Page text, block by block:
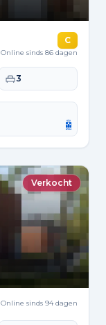
C
Online sinds 86 dagen
Slaapkamers
3
Verkocht
Online sinds 94 dagen